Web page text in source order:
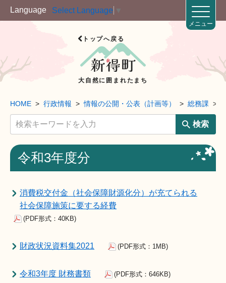
Language Select Language
トップへ戻る
大自然に囲まれたまち
メニュー
HOME 行政情報 情報の公開・公表（計画等） 総務課
検索
令和3年度分
消費税交付金（社会保障財源化分）が充てられる
社会保障施策に要する経費
(PDF形式：40KB)
財政状況資料集2021 (PDF形式：1MB)
令和3年度 財務書類 (PDF形式：646KB)